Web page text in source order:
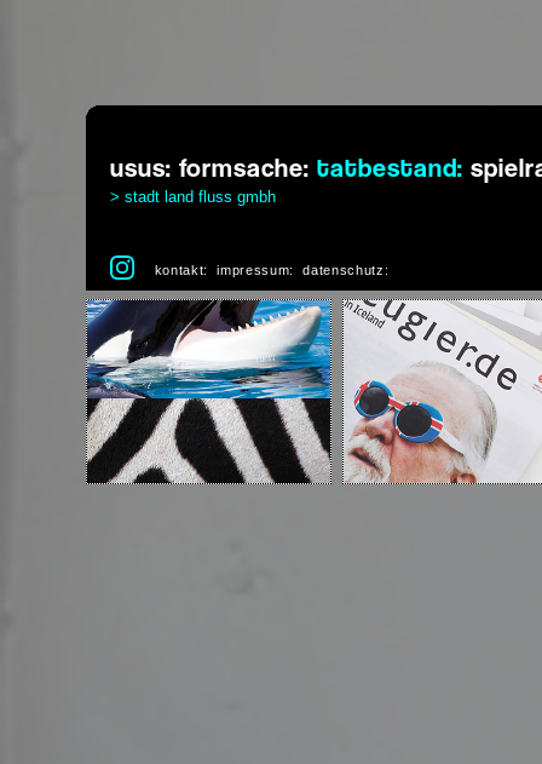
usus: formsache: tatbestand:
> stadt land fluss gmbh
kontakt: impressum: datenschutz: